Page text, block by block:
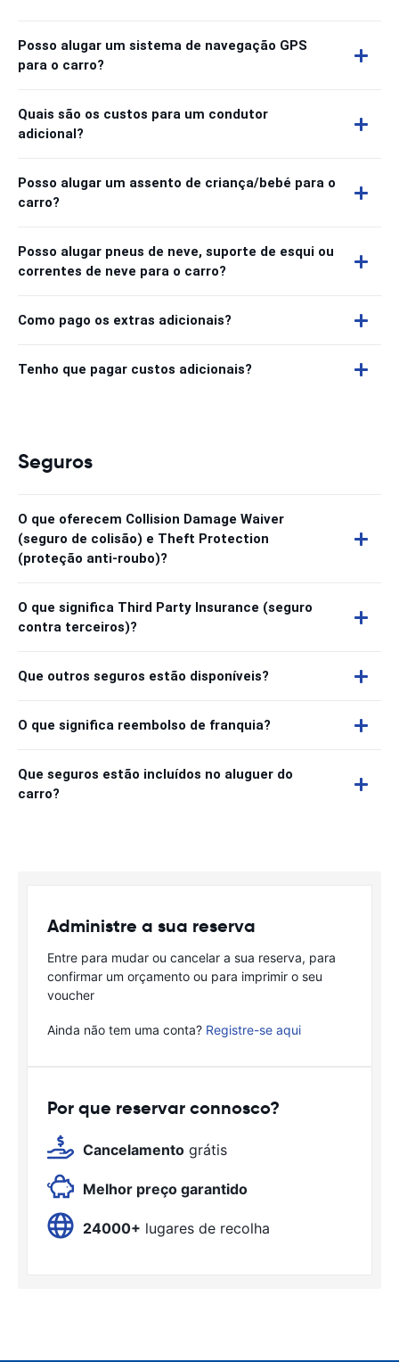
Posso alugar um sistema de navegação GPS
para o carro?
Quais são os custos para um condutor
adicional?
Posso alugar um assento de criança/bebé para o
carro?
Posso alugar pneus de neve, suporte de esqui ou
correntes de neve para o carro?
Como pago os extras adicionais?
Tenho que pagar custos adicionais?
Seguros
O que oferecem Collision Damage Waiver
(seguro de colisão) e Theft Protection
(proteção anti-roubo)?
O que significa Third Party Insurance (seguro
contra terceiros)?
Que outros seguros estão disponíveis?
O que significa reembolso de franquia?
Que seguros estão incluídos no aluguer do
carro?
Administre a sua reserva
Entre para mudar ou cancelar a sua reserva, para
confirmar um orçamento ou para imprimir o seu
voucher
Ainda não tem uma conta? Registre-se aqui
Por que reservar connosco?
Cancelamento grátis
Melhor preço garantido
24000+ lugares de recolha